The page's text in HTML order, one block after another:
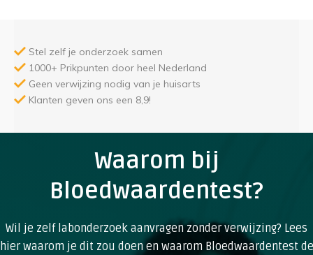
Stel zelf je onderzoek samen
1000+ Prikpunten door heel Nederland
Geen verwijzing nodig van je huisarts
Klanten geven ons een 8,9!
Waarom bij
Bloedwaardentest?
Wil je zelf labonderzoek aanvragen zonder verwijzing? Lees
hier waarom je dit zou doen en waarom Bloedwaardentest de